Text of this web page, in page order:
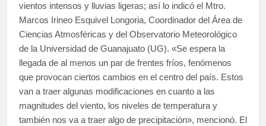
vientos intensos y lluvias ligeras; así lo indicó el Mtro.
Marcos Irineo Esquivel Longoria, Coordinador del Área de
Ciencias Atmosféricas y del Observatorio Meteorológico
de la Universidad de Guanajuato (UG). «Se espera la
llegada de al menos un par de frentes fríos, fenómenos
que provocan ciertos cambios en el centro del país. Estos
van a traer algunas modificaciones en cuanto a las
magnitudes del viento, los niveles de temperatura y
también nos va a traer algo de precipitación», mencionó. El